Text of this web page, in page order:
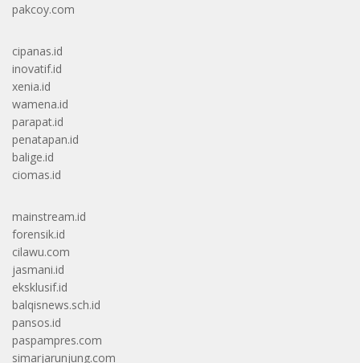
pakcoy.com
cipanas.id
inovatif.id
xenia.id
wamena.id
parapat.id
penatapan.id
balige.id
ciomas.id
mainstream.id
forensik.id
cilawu.com
jasmani.id
eksklusif.id
balqisnews.sch.id
pansos.id
paspampres.com
simarjarunjung.com